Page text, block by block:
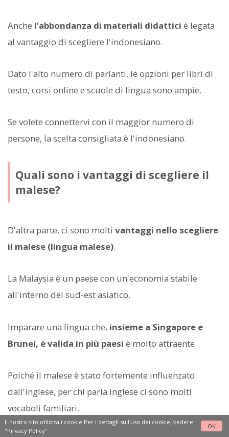
Anche l'abbondanza di materiali didattici è legata
al vantaggio di scegliere l'indonesiano.
Dato l'alto numero di parlanti, le opzioni per libri di
testo, corsi online e scuole di lingua sono ampie.
Se volete connettervi con il maggior numero di
persone, la scelta consigliata è l'indonesiano.
Quali sono i vantaggi di scegliere il
malese?
D'altra parte, ci sono molti vantaggi nello scegliere
il malese (lingua malese).
La Malaysia è un paese con un'economia stabile
all'interno del sud-est asiatico.
Imparare una lingua che, insieme a Singapore e
Brunei, è valida in più paesi è molto attraente.
Poiché il malese è stato fortemente influenzato
dall'inglese, per chi parla inglese ci sono molti
vocaboli familiari.
Il nostro sito utilizza i cookie.Per i dettagli sull'uso dei cookie, vedere
"Privacy Policy"
OK